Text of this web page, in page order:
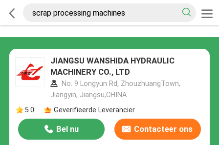
JIANGSU WANSHIDA HYDRAULIC
MACHINERY CO., LTD
No. 9 Longyun Rd, ZhouzhuangTown,
Jiangyin, Jiangsu,CHINA
5.0
Geverifieerde Leverancier
Bel nu Contacteer ons